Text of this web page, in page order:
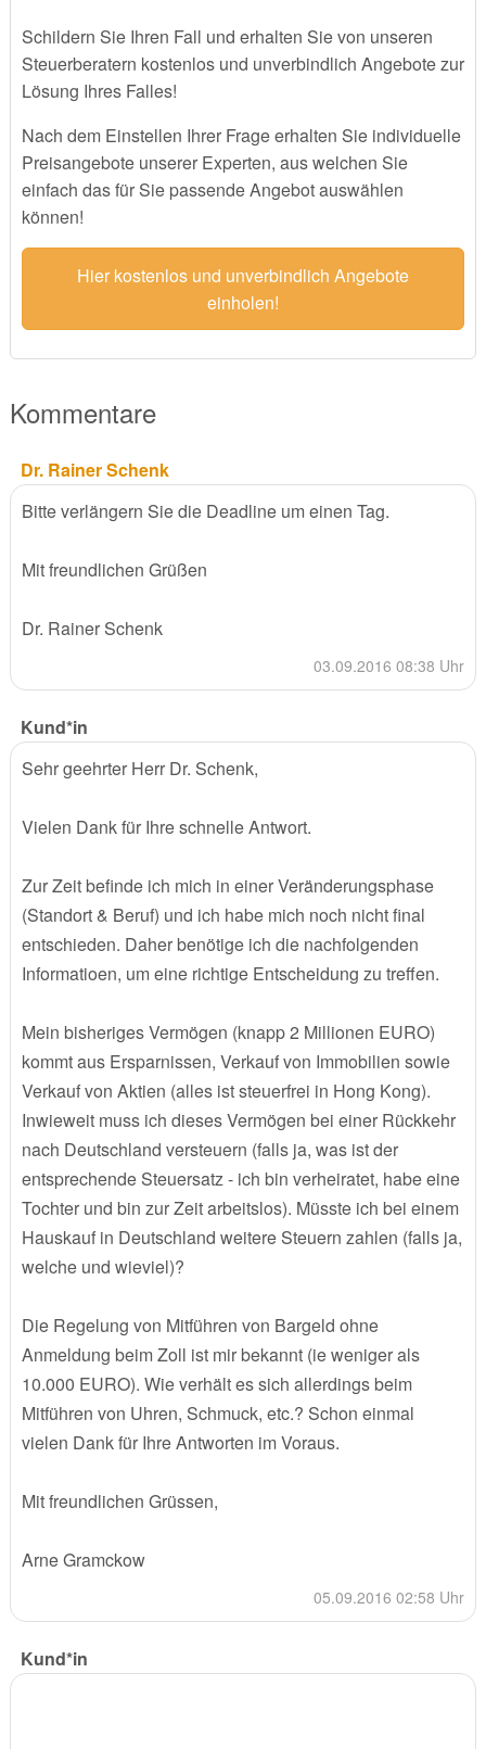
Schildern Sie Ihren Fall und erhalten Sie von unseren
Steuerberatern kostenlos und unverbindlich Angebote zur
Lösung Ihres Falles!
Nach dem Einstellen Ihrer Frage erhalten Sie individuelle
Preisangebote unserer Experten, aus welchen Sie
einfach das für Sie passende Angebot auswählen
können!
Hier kostenlos und unverbindlich Angebote
einholen!
Kommentare
Dr. Rainer Schenk
Bitte verlängern Sie die Deadline um einen Tag.
Mit freundlichen Grüßen
Dr. Rainer Schenk
03.09.2016 08:38 Uhr
Kund*in
Sehr geehrter Herr Dr. Schenk,
Vielen Dank für Ihre schnelle Antwort.
Zur Zeit befinde ich mich in einer Veränderungsphase
(Standort & Beruf) und ich habe mich noch nicht final
entschieden. Daher benötige ich die nachfolgenden
Informatioen, um eine richtige Entscheidung zu treffen.
Mein bisheriges Vermögen (knapp 2 Millionen EURO)
kommt aus Ersparnissen, Verkauf von Immobilien sowie
Verkauf von Aktien (alles ist steuerfrei in Hong Kong).
Inwieweit muss ich dieses Vermögen bei einer Rückkehr
nach Deutschland versteuern (falls ja, was ist der
entsprechende Steuersatz - ich bin verheiratet, habe eine
Tochter und bin zur Zeit arbeitslos). Müsste ich bei einem
Hauskauf in Deutschland weitere Steuern zahlen (falls ja,
welche und wieviel)?
Die Regelung von Mitführen von Bargeld ohne
Anmeldung beim Zoll ist mir bekannt (ie weniger als
10.000 EURO). Wie verhält es sich allerdings beim
Mitführen von Uhren, Schmuck, etc.? Schon einmal
vielen Dank für Ihre Antworten im Voraus.
Mit freundlichen Grüssen,
Arne Gramckow
05.09.2016 02:58 Uhr
Kund*in